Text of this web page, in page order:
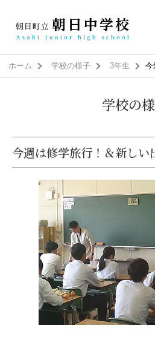
ホーム 学校の様子 3年生 今
学校の
今週は修学旅行！＆新しい